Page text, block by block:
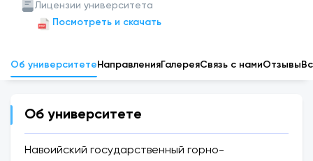
Лицензии университета
Посмотреть и скачать
Об университете НаправленияГалереяСвязь с намиОтзывы
Об университете
Навоийский государственный горно-